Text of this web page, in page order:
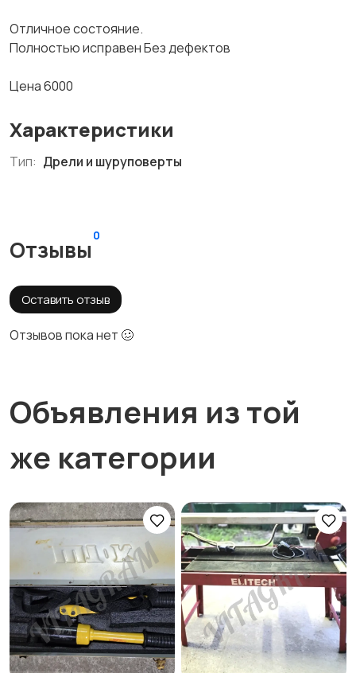
Отличное состояние.
Полностью исправен Без дефектов
Цена 6000
Характеристики
Тип: Дрели и шуруповерты
Отзывы
0
Оставить отзыв
Отзывов пока нет 🥴
Объявления из той
же категории